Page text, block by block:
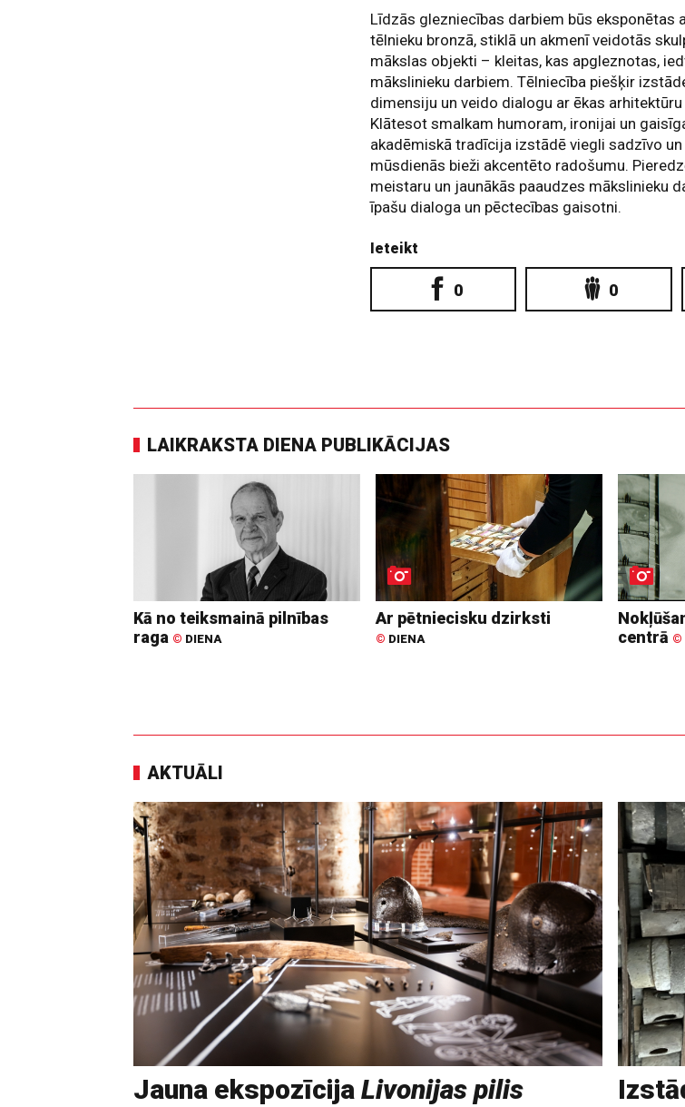
Līdzās glezniecības darbiem būs eksponētas
tēlnieku bronzā, stiklā un akmenī veidotās
mākslas objekti – kleitas, kas apgleznotas,
mākslinieku darbiem. Tēlniecība piešķir
dimensiju un veido dialogu ar ēkas
Klātesot smalkam humoram, ironijai un
akadēmiskā tradīcija izstādē viegli sadzīvo
mūsdienās bieži akcentēto radošumu.
meistaru un jaunākās paaudzes mākslinieku
īpašu dialoga un pēctecības gaisotni.
Ieteikt
0 0
LAIKRAKSTA DIENA PUBLIKĀCIJAS
Kā no teiksmainā pilnības
raga © DIENA
Ar pētniecisku dzirksti
© DIENA
centrā ©
AKTUĀLI
Jauna ekspozīcija Livonijas pilis